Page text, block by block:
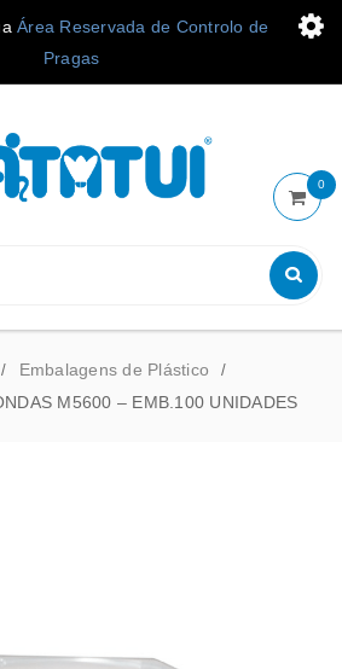
Área Reservada de Controlo de
Pragas
0
/ Embalagens de Plástico /
M5600 – EMB.100 UNIDADES